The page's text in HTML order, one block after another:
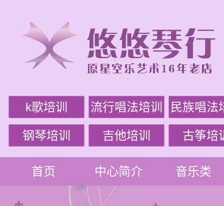
k歌培训 流行唱法培训 民族唱法
钢琴培训 吉他培训 古筝培
首页 中心简介 音乐类